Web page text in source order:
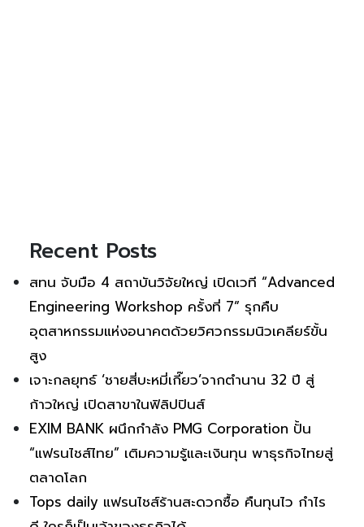
Recent Posts
สทน จับมือ 4 สถาบันวิจัยใหญ่ เปิดเวที “Advanced
Engineering Workshop ครั้งที่ 7” รุกคืบ
อุตสาหกรรมแห่งอนาคตด้วยวิศวกรรมนิวเคลียร์ขั้น
สูง
เจาะกลยุทธ์ ‘ชายสี่บะหมี่เกี๊ยว’จากตำนาน 32 ปี สู่
ก้าวใหญ่ เปิดสาขาในฟิลิปปินส์
EXIM BANK ผนึกกำลัง PMG Corporation ปั้น
“แฟรนไชส์ไทย” เติมความรู้และเงินทุน พาธุรกิจไทยสู่
ตลาดโลก
Tops daily แฟรนไชส์ร้านสะดวกซื้อ คืนทุนไว กำไร